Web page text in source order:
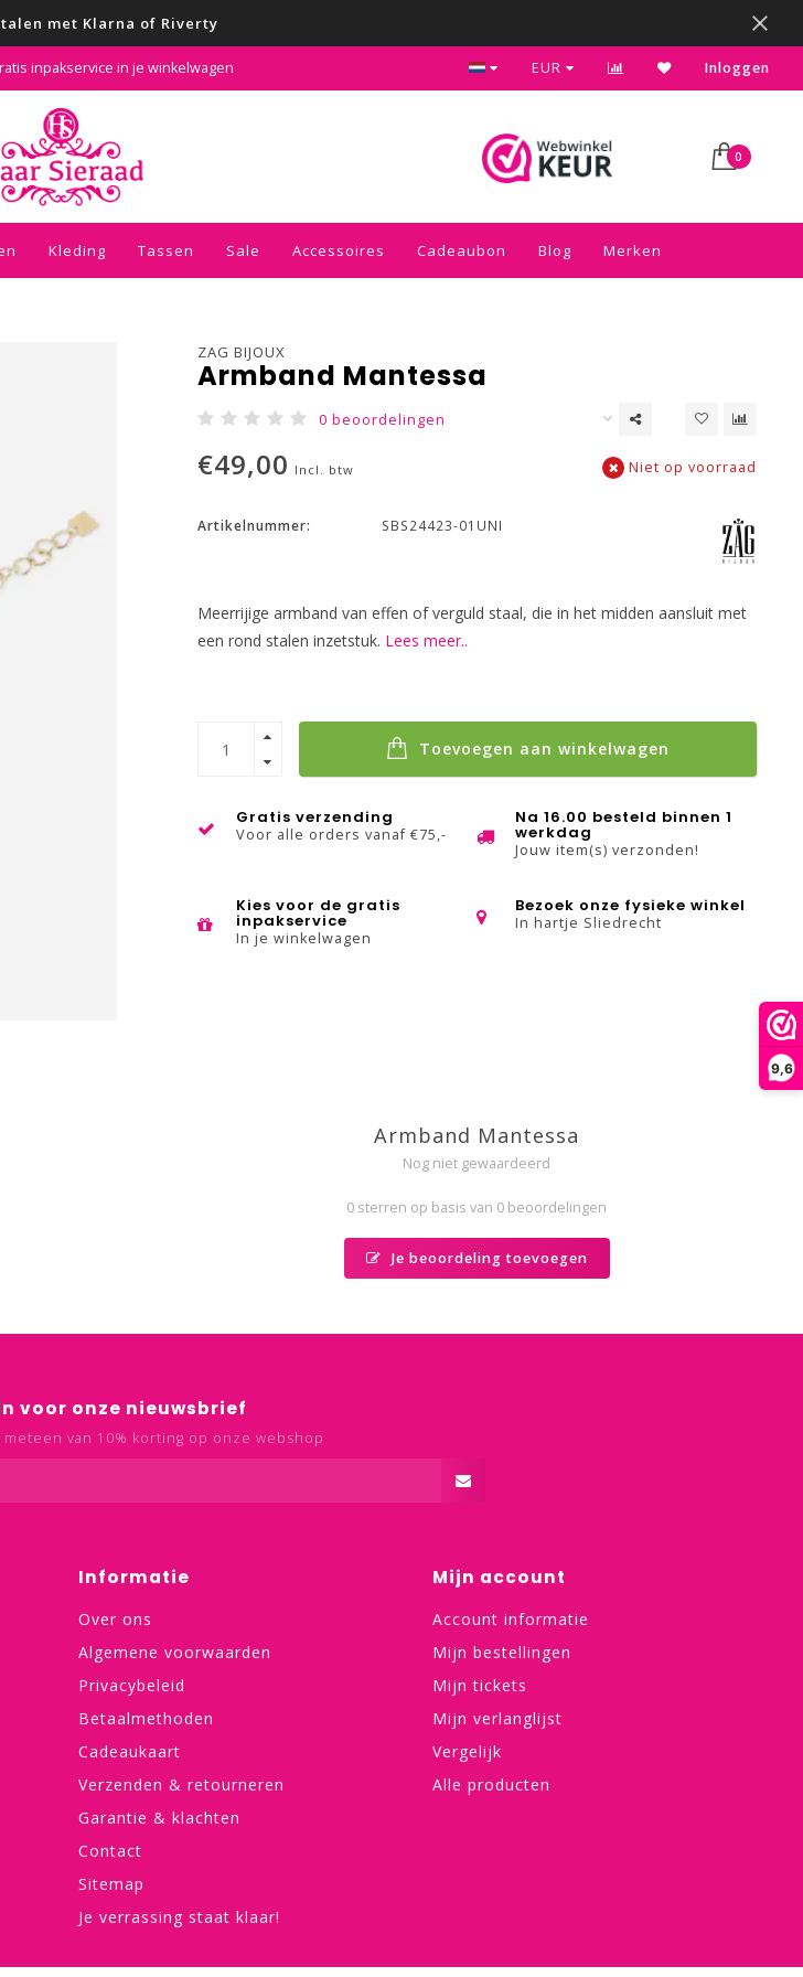
9,6
met Klarna of Riverty
inpakservice in je winkelwagen Bezoek onze gezellige winkel in Sliedrecht
EUR Inloggen
0
Kleding Tassen Sale Accessoires Cadeaubon Blog Merken
ZAG BIJOUX
Armband Mantessa
0 beoordelingen
€49,00 Incl. btw Niet op voorraad
Artikelnummer: SBS24423-01UNI
Meerrijige armband van effen of verguld staal, die in het midden aansluit met
een rond stalen inzetstuk. Lees meer..
Toevoegen aan winkelwagen
Gratis verzending
Voor alle orders vanaf €75,-
Na 16.00 besteld binnen 1
werkdag
Jouw item(s) verzonden!
Kies voor de gratis
inpakservice
In je winkelwagen
Bezoek onze fysieke winkel
In hartje Sliedrecht
Armband Mantessa
Nog niet gewaardeerd
0 sterren op basis van 0 beoordelingen
Je beoordeling toevoegen
voor onze nieuwsbrief
van 10% korting op onze webshop
Informatie
Over ons
Algemene voorwaarden
Privacybeleid
Betaalmethoden
Cadeaukaart
Verzenden & retourneren
Garantie & klachten
Contact
Sitemap
Je verrassing staat klaar!
Mijn account
Account informatie
Mijn bestellingen
Mijn tickets
Mijn verlanglijst
Vergelijk
Alle producten